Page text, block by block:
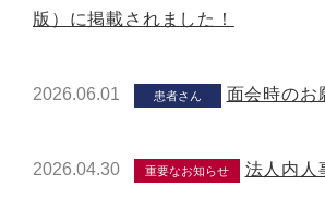
版）に掲載されました！
2026.06.01 患者さん 面会時のお
2026.04.30 重要なお知らせ 法人内人